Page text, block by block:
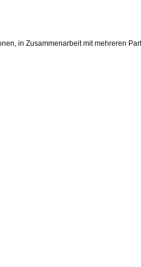
in Zusammenarbeit mit mehreren